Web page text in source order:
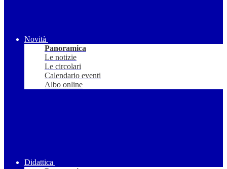
Novità
Panoramica
Le notizie
Le circolari
Calendario eventi
Albo online
Didattica